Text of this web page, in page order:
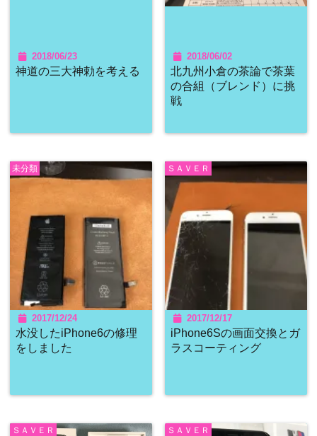
2018/06/23
神道の三大神勅を考える
2018/06/02
北九州小倉の茶論で茶葉
の合組（ブレンド）に挑
戦
未分類
2017/12/24
水没したiPhone6の修理
をしました
ＳＡＶＥＲ
2017/12/17
iPhone6Sの画面交換とガ
ラスコーティング
ＳＡＶＥＲ ＳＡＶＥＲ